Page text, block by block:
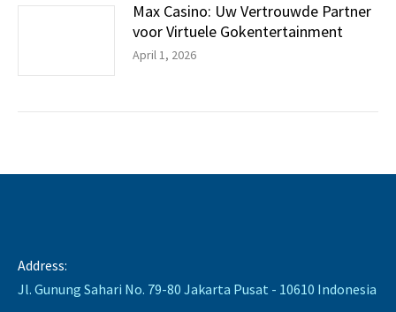
Max Casino: Uw Vertrouwde Partner
voor Virtuele Gokentertainment
April 1, 2026
Address:
Jl. Gunung Sahari No. 79-80 Jakarta Pusat - 10610 Indonesia